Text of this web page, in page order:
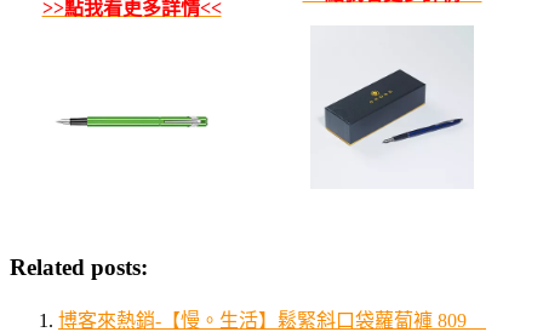
>>點我看更多詳情<<
Related posts:
博客來熱銷-【慢。生活】鬆緊斜口袋蘿蔔褲 809